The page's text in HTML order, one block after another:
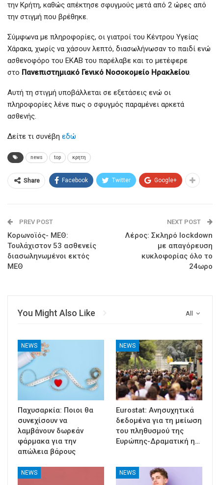
την Κρήτη, καθώς απέκτησε σφυγμούς μετά από 2 ώρες από
την στιγμή που βρέθηκε.
Σύμφωνα με πληροφορίες, οι γιατροί του Κέντρου Υγείας
Χάρακα, χωρίς να χάσουν λεπτό, διασωλήνωσαν το παιδί ενώ
ασθενοφόρο του ΕΚΑΒ του παρέλαβε και το μετέφερε
στο Πανεπιστημιακό Γενικό Νοσοκομείο Ηρακλείου.
Αυτή τη στιγμή υποβάλλεται σε εξετάσεις ενώ οι
πληροφορίες λένε πως ο σφυγμός παραμένει αρκετά
ασθενής.
Δείτε τι συνέβη εδώ
news top κρητη
Share Facebook Twitter Google+
PREV POST
Κορωνοϊός- ΜΕΘ:
Τουλάχιστον 53 ασθενείς
διασωληνωμένοι εκτός
ΜΕΘ
NEXT POST
Λέρος: Σκληρό lockdown
με απαγόρευση
κυκλοφορίας όλο το
24ωρο
All
You Might Also Like
NEWS
Παχυσαρκία: Ποιοι θα
συνεχίσουν να
λαμβάνουν δωρεάν
φάρμακα για την
απώλεια βάρους
NEWS
Eurostat: Ανησυχητικά
δεδομένα για τη μείωση
του πληθυσμού της
Ευρώπης-Δραματική η…
NEWS NEWS